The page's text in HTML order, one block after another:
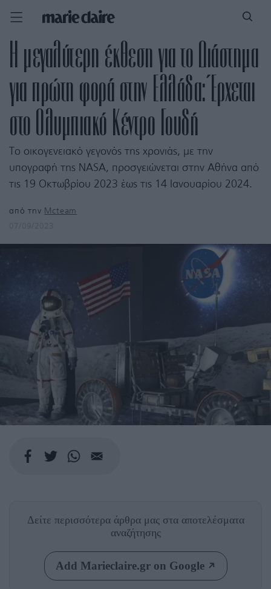
Η μεγαλύτερη έκθεση για το Διάστημα
για πρώτη φορά στην Ελλάδα: Έρχεται
στο Ολυμπιακό Κέντρο Γουδή
Το οικογενειακό γεγονός της χρονιάς, με την
υπογραφή της NASA, προσγειώνεται στην Αθήνα από
τις 19 Οκτωβρίου 2023 έως τις 14 Ιανουαρίου 2024.
από την Mcteam
Δείτε περισσότερα άρθρα μας στα αποτελέσματα
αναζήτησης
Add Marieclaire.gr on Google